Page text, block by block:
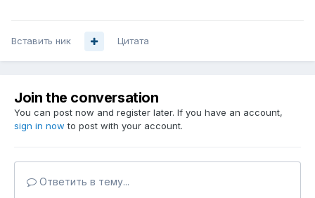
Вставить ник Цитата
Join the conversation
You can post now and register later. If you have an account,
sign in now to post with your account.
Ответить в тему...